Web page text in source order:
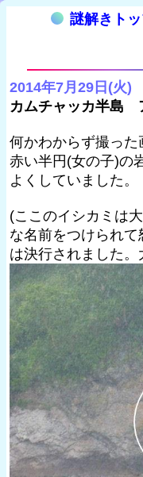
謎解きト
2014年7月29日(火)
カムチャッカ半島
何かわからず撮った
赤い半円(女の子)の
よくしていました。
(ここのイシカミは
な名前をつけられ
は決行されました